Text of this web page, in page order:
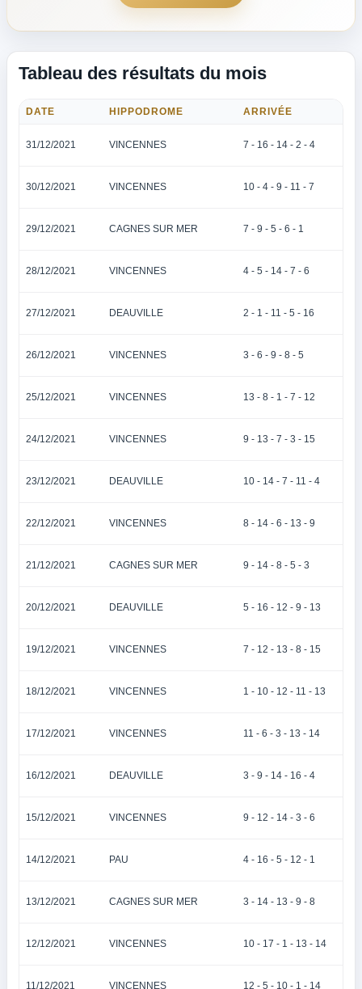
Tableau des résultats du mois
DATE HIPPODROME ARRIVÉE
31/12/2021 VINCENNES 7 - 16 - 14 - 2 - 4
30/12/2021 VINCENNES 10 - 4 - 9 - 11 - 7
29/12/2021 CAGNES SUR MER 7 - 9 - 5 - 6 - 1
28/12/2021 VINCENNES 4 - 5 - 14 - 7 - 6
27/12/2021 DEAUVILLE 2 - 1 - 11 - 5 - 16
26/12/2021 VINCENNES 3 - 6 - 9 - 8 - 5
25/12/2021 VINCENNES 13 - 8 - 1 - 7 - 12
24/12/2021 VINCENNES 9 - 13 - 7 - 3 - 15
23/12/2021 DEAUVILLE 10 - 14 - 7 - 11 - 4
22/12/2021 VINCENNES 8 - 14 - 6 - 13 - 9
21/12/2021 CAGNES SUR MER 9 - 14 - 8 - 5 - 3
20/12/2021 DEAUVILLE 5 - 16 - 12 - 9 - 13
19/12/2021 VINCENNES 7 - 12 - 13 - 8 - 15
18/12/2021 VINCENNES 1 - 10 - 12 - 11 - 13
17/12/2021 VINCENNES 11 - 6 - 3 - 13 - 14
16/12/2021 DEAUVILLE 3 - 9 - 14 - 16 - 4
15/12/2021 VINCENNES 9 - 12 - 14 - 3 - 6
14/12/2021 PAU 4 - 16 - 5 - 12 - 1
13/12/2021 CAGNES SUR MER 3 - 14 - 13 - 9 - 8
12/12/2021 VINCENNES 10 - 17 - 1 - 13 - 14
11/12/2021 VINCENNES 12 - 5 - 10 - 1 - 14